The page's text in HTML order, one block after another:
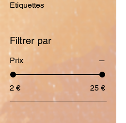
Etiquettes
Filtrer par
Prix
2 € 25 €